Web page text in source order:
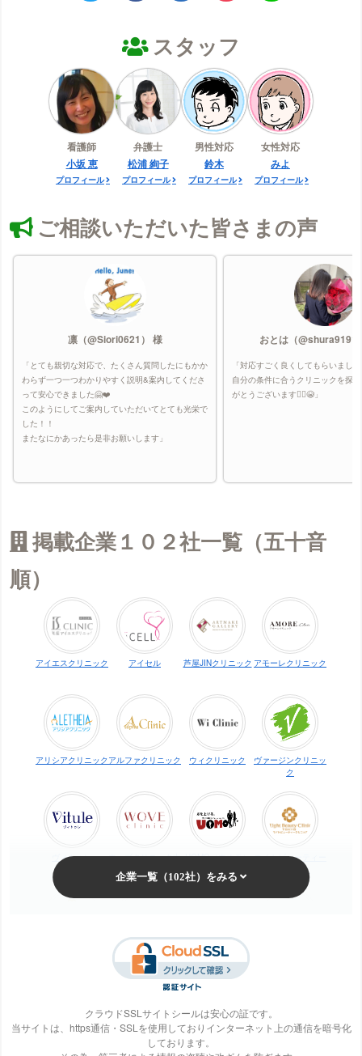
スタッフ
看護師
小坂 恵
プロフィール
弁護士
松浦 絢子
プロフィール
男性対応
鈴木
プロフィール
女性対応
みよ
プロフィール
ご相談いただいた皆さまの声
凛（@Siori0621） 様
「とても親切な対応で、たくさん質問したにもかか
わらず一つ一つわかりやすく説明&案内してくださ
って安心できました🤗❤️
このようにしてご案内していただいてとても光栄で
した！！
またなにかあったら是非お願いします」
おとは（
「対応すごく良くしてもらいまし
自分の条件に合うクリニックを探
がとうございます🙇‍♀️😭」
掲載企業１０２社一覧（五十音
順）
アイエスクリニック アイセル 芦屋JINクリニック アモーレクリニック
アリシアクリニック アルファクリニック ウィクリニック
ヴァージンクリニッ
ク
ヴィトゥレ
ウォブクリニック中
目黒
UOMO（ウオモ） エイトビューティー
クリニック
エステ・タイム エステティックTBC
S-Labo（エスラ エピレ エミナルクリニック エルクリニック
クラウドSSLサイトシールは安心の証です。
当サイトは、https通信・SSLを使用しておりインターネット上の通信を暗号化
しております。